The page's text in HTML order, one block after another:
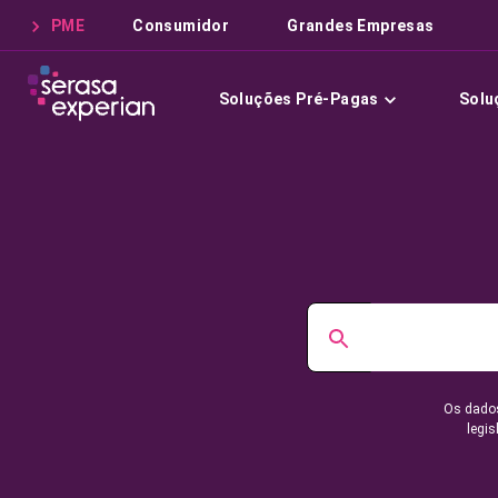
PME Consumidor Grandes Empresas
Soluções Pré-Pagas
Os